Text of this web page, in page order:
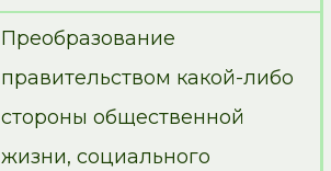
Преобразование
правительством какой-либо
стороны общественной
жизни, социального